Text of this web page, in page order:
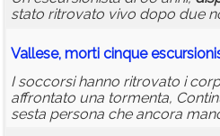
stato ritrovato vivo dopo due
Vallese, morti cinque
I soccorsi hanno ritrovato i
affrontato una tormenta,
sesta persona che ancora